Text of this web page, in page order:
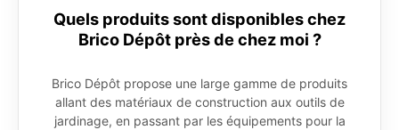
Quels produits sont disponibles chez
Brico Dépôt près de chez moi ?
Brico Dépôt propose une large gamme de produits
allant des matériaux de construction aux outils de
jardinage, en passant par les équipements pour la